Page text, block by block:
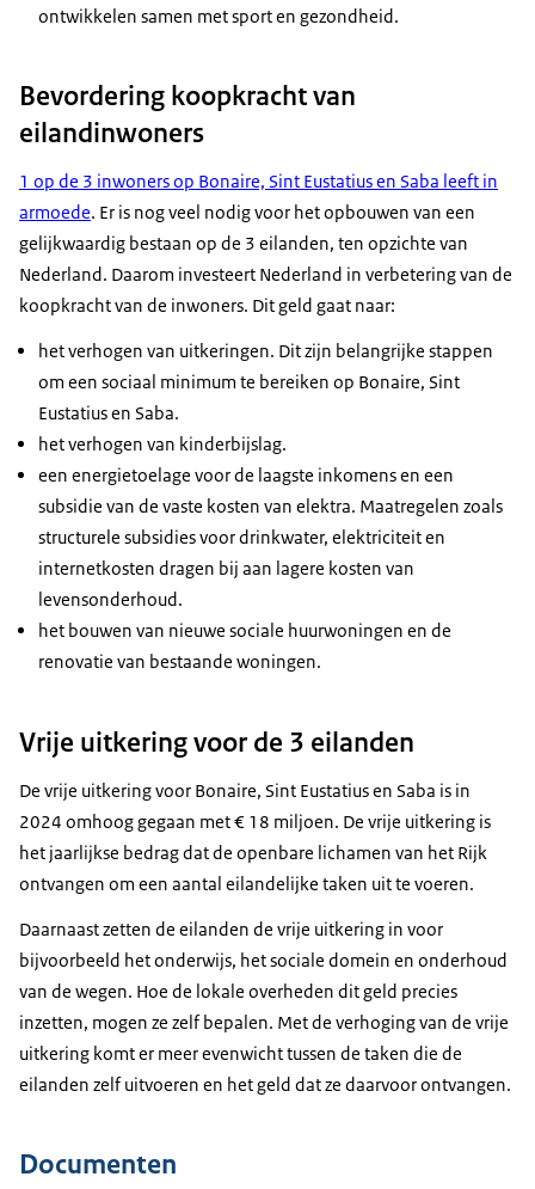
ontwikkelen samen met sport en gezondheid.
Bevordering koopkracht van
eilandinwoners
1 op de 3 inwoners op Bonaire, Sint Eustatius en Saba leeft in
armoede. Er is nog veel nodig voor het opbouwen van een
gelijkwaardig bestaan op de 3 eilanden, ten opzichte van
Nederland. Daarom investeert Nederland in verbetering van de
koopkracht van de inwoners. Dit geld gaat naar:
het verhogen van uitkeringen. Dit zijn belangrijke stappen
om een sociaal minimum te bereiken op Bonaire, Sint
Eustatius en Saba.
het verhogen van kinderbijslag.
een energietoelage voor de laagste inkomens en een
subsidie van de vaste kosten van elektra. Maatregelen zoals
structurele subsidies voor drinkwater, elektriciteit en
internetkosten dragen bij aan lagere kosten van
levensonderhoud.
het bouwen van nieuwe sociale huurwoningen en de
renovatie van bestaande woningen.
Vrije uitkering voor de 3 eilanden
De vrije uitkering voor Bonaire, Sint Eustatius en Saba is in
2024 omhoog gegaan met € 18 miljoen. De vrije uitkering is
het jaarlijkse bedrag dat de openbare lichamen van het Rijk
ontvangen om een aantal eilandelijke taken uit te voeren.
Daarnaast zetten de eilanden de vrije uitkering in voor
bijvoorbeeld het onderwijs, het sociale domein en onderhoud
van de wegen. Hoe de lokale overheden dit geld precies
inzetten, mogen ze zelf bepalen. Met de verhoging van de vrije
uitkering komt er meer evenwicht tussen de taken die de
eilanden zelf uitvoeren en het geld dat ze daarvoor ontvangen.
Documenten